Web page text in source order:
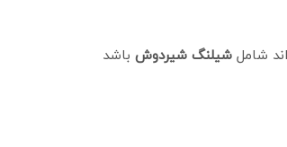
شامل شیلنگ شیردوشباشد